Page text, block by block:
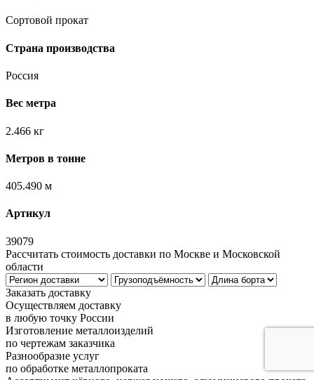
Сортовой прокат
Страна производства
Россия
Вес метра
2.466 кг
Метров в тонне
405.490 м
Артикул
39079
Рассчитать стоимость доставки по Москве и Московской
области
Заказать доставку
Осуществляем доставку
в любую точку России
Изготовление металлоизделий
по чертежам заказчика
Разнообразие услуг
по обработке металлопроката